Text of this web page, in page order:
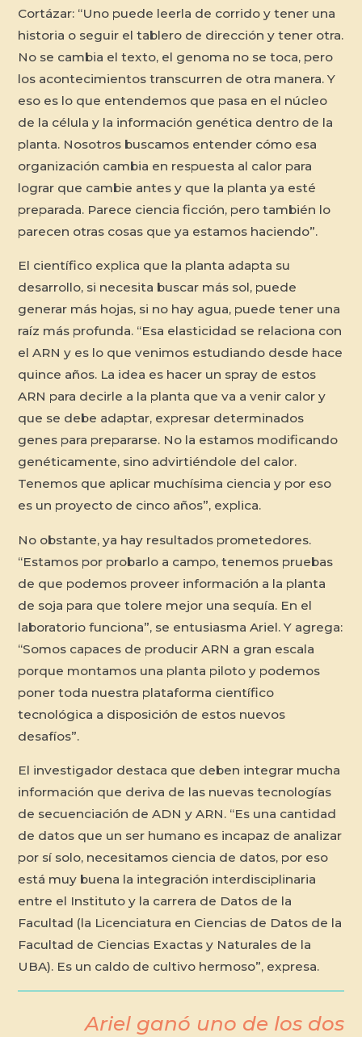
Cortázar: “Uno puede leerla de corrido y tener una
historia o seguir el tablero de dirección y tener otra.
No se cambia el texto, el genoma no se toca, pero
los acontecimientos transcurren de otra manera. Y
eso es lo que entendemos que pasa en el núcleo
de la célula y la información genética dentro de la
planta. Nosotros buscamos entender cómo esa
organización cambia en respuesta al calor para
lograr que cambie antes y que la planta ya esté
preparada. Parece ciencia ficción, pero también lo
parecen otras cosas que ya estamos haciendo”.
El científico explica que la planta adapta su
desarrollo, si necesita buscar más sol, puede
generar más hojas, si no hay agua, puede tener una
raíz más profunda. “Esa elasticidad se relaciona con
el ARN y es lo que venimos estudiando desde hace
quince años. La idea es hacer un spray de estos
ARN para decirle a la planta que va a venir calor y
que se debe adaptar, expresar determinados
genes para prepararse. No la estamos modificando
genéticamente, sino advirtiéndole del calor.
Tenemos que aplicar muchísima ciencia y por eso
es un proyecto de cinco años”, explica.
No obstante, ya hay resultados prometedores.
“Estamos por probarlo a campo, tenemos pruebas
de que podemos proveer información a la planta
de soja para que tolere mejor una sequía. En el
laboratorio funciona”, se entusiasma Ariel. Y agrega:
“Somos capaces de producir ARN a gran escala
porque montamos una planta piloto y podemos
poner toda nuestra plataforma científico
tecnológica a disposición de estos nuevos
desafíos”.
El investigador destaca que deben integrar mucha
información que deriva de las nuevas tecnologías
de secuenciación de ADN y ARN. “Es una cantidad
de datos que un ser humano es incapaz de analizar
por sí solo, necesitamos ciencia de datos, por eso
está muy buena la integración interdisciplinaria
entre el Instituto y la carrera de Datos de la
Facultad (la Licenciatura en Ciencias de Datos de la
Facultad de Ciencias Exactas y Naturales de la
UBA). Es un caldo de cultivo hermoso”, expresa.
Ariel ganó uno de los dos